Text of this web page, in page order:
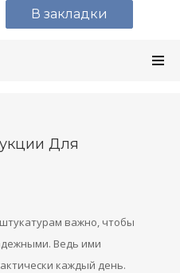
Для
важно, чтобы
Ведь ими
каждый день.
В закладки